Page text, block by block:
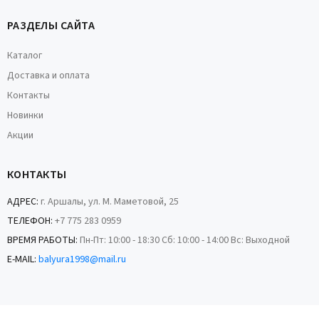
РАЗДЕЛЫ САЙТА
Каталог
Доставка и оплата
Контакты
Новинки
Акции
КОНТАКТЫ
АДРЕС: г. Аршалы, ул. М. Маметовой, 25
ТЕЛЕФОН: +7 775 283 0959
ВРЕМЯ РАБОТЫ: Пн-Пт: 10:00 - 18:30 Сб: 10:00 - 14:00 Вс: Выходной
E-MAIL: balyura1998@mail.ru